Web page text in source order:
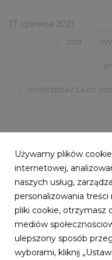
17 czerwca 2021
2021
WYPRZEDAŻ LATO
Używamy plików
internetowej,
naszych usług,
personalizowania
pliki cookie, otrzymasz
mediów
ulepszony sposób
wyborami, kliknij